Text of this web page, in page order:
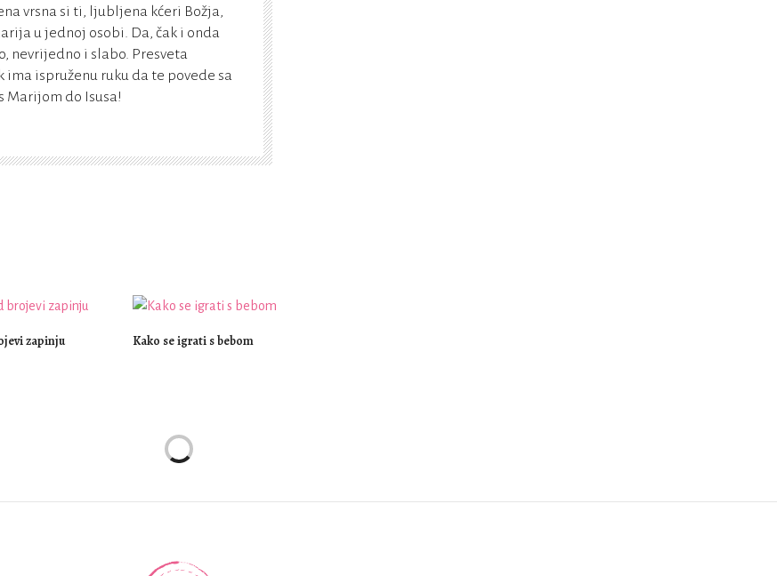
vrsna si ti, ljubljena kćeri Božja,
u jednoj osobi. Da, čak i onda
nevrijedno i slabo. Presveta
ima ispruženu ruku da te povede sa
Marijom do Isusa!
zapinju Kako se igrati s bebom